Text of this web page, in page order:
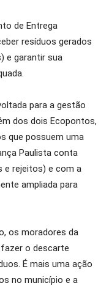
de Entrega
resíduos gerados
e garantir sua
para a gestão
dos dois Ecopontos,
que possuem uma
Paulista conta
e rejeitos) e com a
ampliada para
os moradores da
o descarte
É mais uma ação
no município e a